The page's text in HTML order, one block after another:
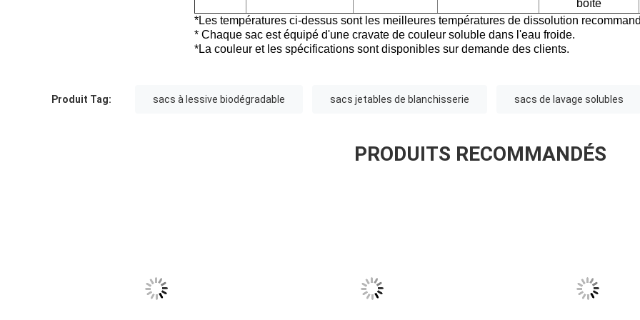
boîte
*Les températures ci-dessus sont les meilleures températures de dissolution
* Chaque sac est équipé d'une cravate de couleur soluble dans l'eau froide.
*La couleur et les spécifications sont disponibles sur demande des clients.
Produit Tag: sacs à lessive biodégradable sacs jetables de blanchisserie sacs de lavage solubles
PRODUITS RECOMMANDÉS